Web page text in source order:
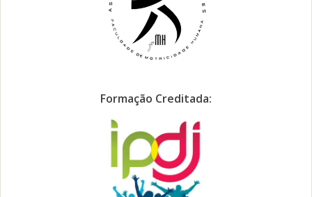
Formação Creditada: